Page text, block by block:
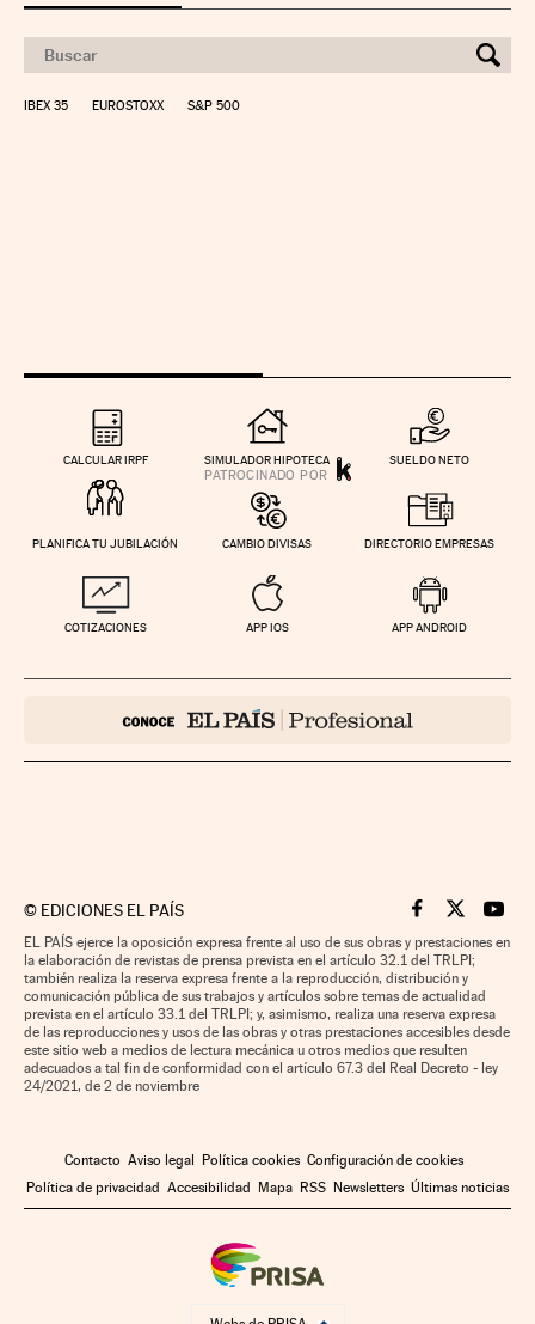
IBEX 35 EUROSTOXX S&P 500
CALCULAR IRPF SIMULADOR HIPOTECA SUELDO NETO
PLANIFICA TU JUBILACIÓN CAMBIO DIVISAS DIRECTORIO EMPRESAS
COTIZACIONES APP IOS APP ANDROID
© EDICIONES EL PAÍS Cinco Días en
Cinco Días
Cinco
EL PAÍS ejerce la oposición expresa frente al uso de sus obras y prestaciones en
la elaboración de revistas de prensa prevista en el artículo 32.1 del TRLPI;
también realiza la reserva expresa frente a la reproducción, distribución y
comunicación pública de sus trabajos y artículos sobre temas de actualidad
prevista en el artículo 33.1 del TRLPI; y, asimismo, realiza una reserva expresa
de las reproducciones y usos de las obras y otras prestaciones accesibles desde
este sitio web a medios de lectura mecánica u otros medios que resulten
adecuados a tal fin de conformidad con el artículo 67.3 del Real Decreto - ley
24/2021, de 2 de noviembre
Contacto Aviso legal Política cookies Configuración de cookies
Política de privacidad Accesibilidad Mapa RSS Newsletters Últimas noticias